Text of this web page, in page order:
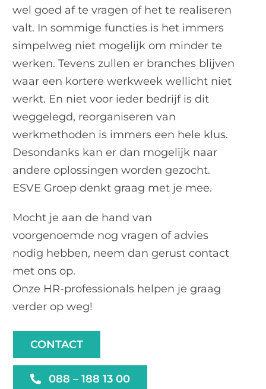
wel goed af te vragen of het te realiseren
valt. In sommige functies is het immers
simpelweg niet mogelijk om minder te
werken. Tevens zullen er branches blijven
waar een kortere werkweek wellicht niet
werkt. En niet voor ieder bedrijf is dit
weggelegd, reorganiseren van
werkmethoden is immers een hele klus.
Desondanks kan er dan mogelijk naar
andere oplossingen worden gezocht.
ESVE Groep denkt graag met je mee.
Mocht je aan de hand van
voorgenoemde nog vragen of advies
nodig hebben, neem dan gerust contact
met ons op.
Onze HR-professionals helpen je graag
verder op weg!
CONTACT
088 – 188 13 00